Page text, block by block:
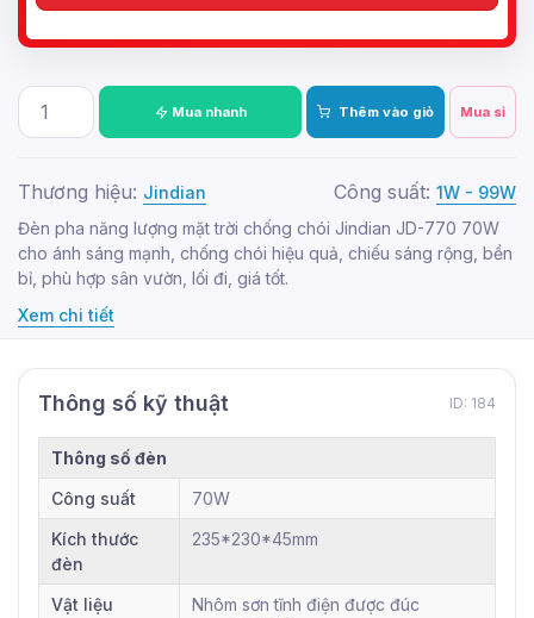
Mua nhanh Thêm vào giỏ Mua sỉ
Thương hiệu: Jindian Công suất: 1W - 99W
Đèn pha năng lượng mặt trời chống chói Jindian JD-770 70W
cho ánh sáng mạnh, chống chói hiệu quả, chiếu sáng rộng, bền
bỉ, phù hợp sân vườn, lối đi, giá tốt.
Xem chi tiết
Thông số kỹ thuật ID: 184
Thông số đèn
Công suất
70W
Kích thước
đèn
235*230*45mm
Vật liệu
Nhôm sơn tĩnh điện được đúc